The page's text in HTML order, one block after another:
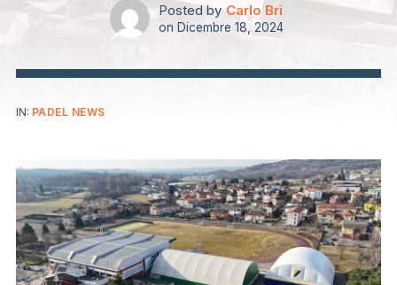
Posted by Carlo Bri
on Dicembre 18, 2024
IN: PADEL NEWS